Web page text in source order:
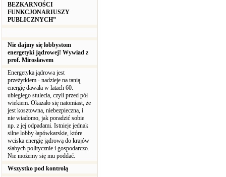
BEZKARNOŚCI
FUNKCJONARIUSZY
PUBLICZNYCH”
Nie dajmy się lobbystom
energetyki jądrowej! Wywiad z
prof. Mirosławem
Energetyka jądrowa jest
przeżytkiem - nadzieje na tanią
energię dawała w latach 60.
ubiegłego stulecia, czyli przed pół
wiekiem. Okazało się natomiast, że
jest kosztowna, niebezpieczna, i
nie wiadomo, jak poradzić sobie
np. z jej odpadami. Istnieje jednak
silne lobby łapówkarskie, które
wciska energię jądrową do krajów
słabych politycznie i gospodarczo.
Nie możemy się mu poddać.
Wszystko pod kontrolą